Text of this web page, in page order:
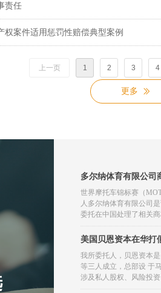
更多 ꅀ
责任
权案件适用惩罚性赔偿典型案例
上一页 1 2 3 4
多尔纳体育有限公司
世界摩托车锦标赛（
人多尔纳体育有限公司
委托在中国处理了相关
商标驳回复审案。
美国贝恩资本在华打
我所委托人，贝恩资本
等三人成立，总部设 于
涉及私人股权、风险投